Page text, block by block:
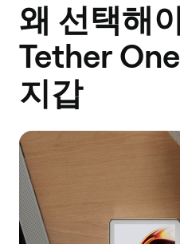
왜 선택해
Tether
지갑